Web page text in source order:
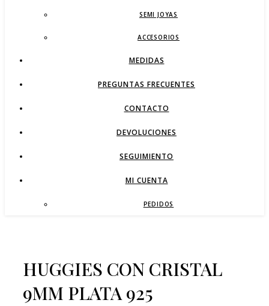
SEMI JOYAS
ACCESORIOS
MEDIDAS
PREGUNTAS FRECUENTES
CONTACTO
DEVOLUCIONES
SEGUIMIENTO
MI CUENTA
PEDIDOS
HUGGIES CON CRISTAL
9MM PLATA 925